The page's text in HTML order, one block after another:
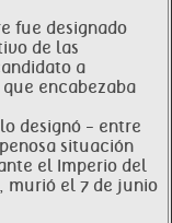
fue designado
de las
a
encabezaba
designó - entre
situación
el Imperio del
murió el 7 de junio